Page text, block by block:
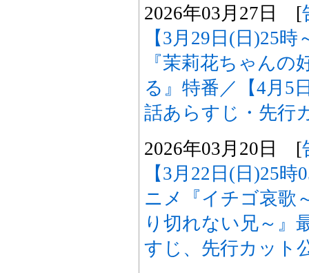
2026年03月27日 [
【3月29日(日)25
『茉莉花ちゃん
る』特番／【4月5
話あらすじ・先行
2026年03月20日 [
【3月22日(日)25
ニメ『イチゴ哀歌
り切れない兄～
すじ、先行カット